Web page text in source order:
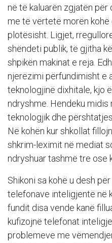
në të kaluarën zgjatën për
me të vërtetë morën
plotësisht. Ligjet,
shëndeti publik, të gjitha
shpikën makinat e reja.
njerëzimi përfundimisht e
teknologjinë dixhitale, kjo
ndryshme. Hendeku
teknologjik dhe
Në kohën kur shkollat
shkrim-leximit në mediat
ndryshuar tashmë tre ose
Shikoni sa kohë u desh
telefonave inteligjentë në
fundit disa vende kanë
kufizojnë telefonat
problemeve me